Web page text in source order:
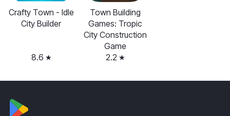
Crafty Town - Idle
City Builder
8.6
Town Building
Games: Tropic
City Construction
Game
2.2